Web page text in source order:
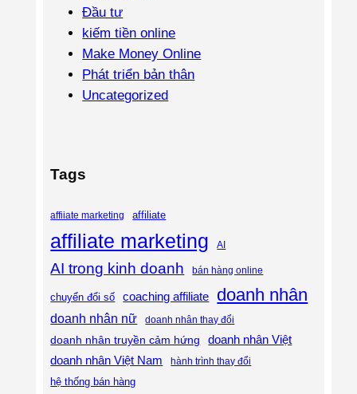
Đầu tư
kiếm tiền online
Make Money Online
Phát triển bản thân
Uncategorized
Tags
affiiate marketing affiliate
affiliate marketing AI
AI trong kinh doanh bán hàng online
chuyển đổi số coaching affiliate doanh nhân
doanh nhân nữ doanh nhân thay đổi
doanh nhân truyền cảm hứng
doanh nhân Việt
doanh nhân Việt Nam
hành trình thay đổi
hệ thống bán hàng